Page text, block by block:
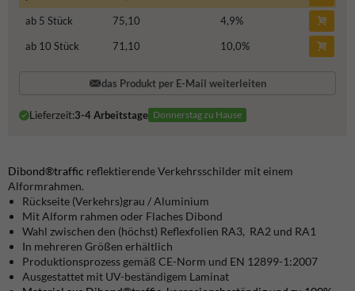
ab 5 Stück
75,10 4,9%
ab 10 Stück
71,10 10,0%
das Produkt per E-Mail weiterleiten
Lieferzeit:3-4 Arbeitstage Donnerstag zu Hause
Dibond®traffic reflektierende Verkehrsschilder mit einem
Alformrahmen.
Rückseite (Verkehrs)grau / Aluminium
Mit Alform rahmen oder Flaches Dibond
Wahl zwischen den (höchst) Reflexfolien RA3, RA2 und RA1
In mehreren Größen erhältlich
Produktionsprozess gemäß CE-Norm und EN 12899-1:2007
Ausgestattet mit UV-beständigem Laminat